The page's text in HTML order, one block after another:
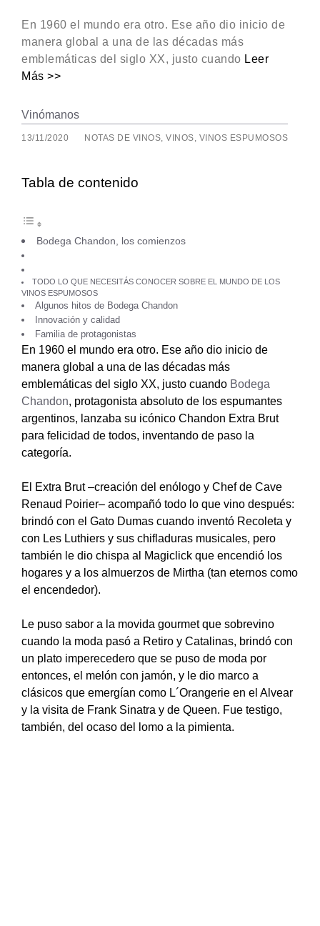
En 1960 el mundo era otro. Ese año dio inicio de
manera global a una de las décadas más
emblemáticas del siglo XX, justo cuando Leer
Más >>
Vinómanos
13/11/2020 NOTAS DE VINOS, VINOS, VINOS ESPUMOSOS
Tabla de contenido
Bodega Chandon, los comienzos
TODO LO QUE NECESITÁS CONOCER SOBRE EL MUNDO DE LOS
VINOS ESPUMOSOS
Algunos hitos de Bodega Chandon
Innovación y calidad
Familia de protagonistas
En 1960 el mundo era otro. Ese año dio inicio de
manera global a una de las décadas más
emblemáticas del siglo XX, justo cuando Bodega
Chandon, protagonista absoluto de los espumantes
argentinos, lanzaba su icónico Chandon Extra Brut
para felicidad de todos, inventando de paso la
categoría.
El Extra Brut –creación del enólogo y Chef de Cave
Renaud Poirier– acompañó todo lo que vino después:
brindó con el Gato Dumas cuando inventó Recoleta y
con Les Luthiers y sus chifladuras musicales, pero
también le dio chispa al Magiclick que encendió los
hogares y a los almuerzos de Mirtha (tan eternos como
el encendedor).
Le puso sabor a la movida gourmet que sobrevino
cuando la moda pasó a Retiro y Catalinas, brindó con
un plato imperecedero que se puso de moda por
entonces, el melón con jamón, y le dio marco a
clásicos que emergían como L´Orangerie en el Alvear
y la visita de Frank Sinatra y de Queen. Fue testigo,
también, del ocaso del lomo a la pimienta.